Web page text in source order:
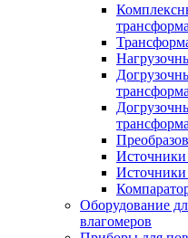
Источники
Оборудование
влагомеров